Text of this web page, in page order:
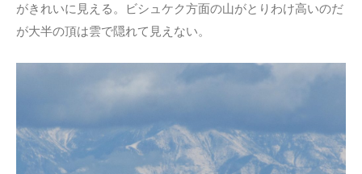
がきれいに見える。ビシュケク方面の山がとりわけ高いのだ
が大半の頂は雲で隠れて見えない。